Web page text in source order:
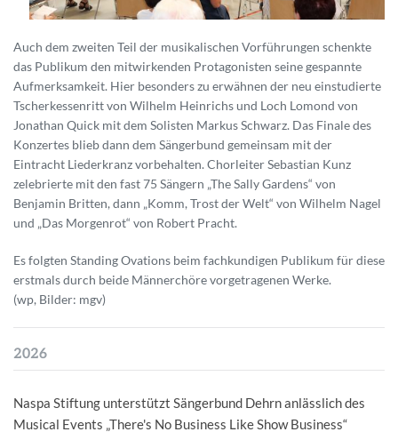
Auch dem zweiten Teil der musikalischen Vorführungen schenkte
das Publikum den mitwirkenden Protagonisten seine gespannte
Aufmerksamkeit. Hier besonders zu erwähnen der neu einstudierte
Tscherkessenritt von Wilhelm Heinrichs und Loch Lomond von
Jonathan Quick mit dem Solisten Markus Schwarz. Das Finale des
Konzertes blieb dann dem Sängerbund gemeinsam mit der
Eintracht Liederkranz vorbehalten. Chorleiter Sebastian Kunz
zelebrierte mit den fast 75 Sängern „The Sally Gardens“ von
Benjamin Britten, dann „Komm, Trost der Welt“ von Wilhelm Nagel
und „Das Morgenrot“ von Robert Pracht.
Es folgten Standing Ovations beim fachkundigen Publikum für diese
erstmals durch beide Männerchöre vorgetragenen Werke.
(wp, Bilder: mgv)
2026
Naspa Stiftung unterstützt Sängerbund Dehrn anlässlich des
Musical Events „There's No Business Like Show Business“